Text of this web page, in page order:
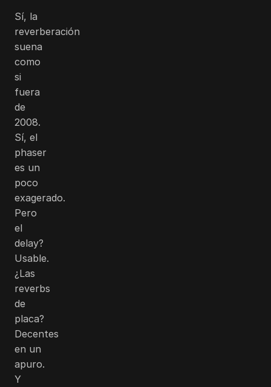
Sí, la
reverberación
suena
como
si
fuera
de
2008.
Sí, el
phaser
es un
poco
exagerado.
Pero
el
delay?
Usable.
¿Las
reverbs
de
placa?
Decentes
en un
apuro.
Y